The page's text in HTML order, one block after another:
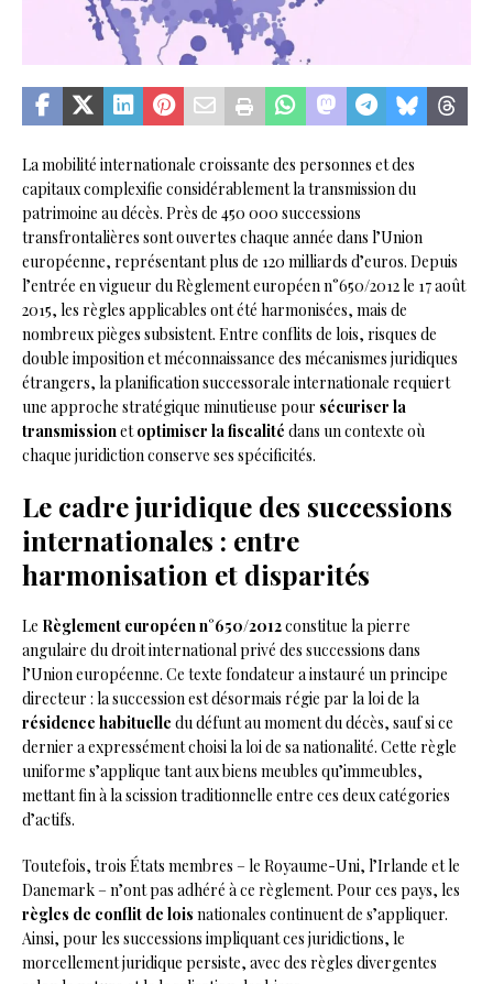
La mobilité internationale croissante des personnes et des
capitaux complexifie considérablement la transmission du
patrimoine au décès. Près de 450 000 successions
transfrontalières sont ouvertes chaque année dans l’Union
européenne, représentant plus de 120 milliards d’euros. Depuis
l’entrée en vigueur du Règlement européen n°650/2012 le 17 août
2015, les règles applicables ont été harmonisées, mais de
nombreux pièges subsistent. Entre conflits de lois, risques de
double imposition et méconnaissance des mécanismes juridiques
étrangers, la planification successorale internationale requiert
une approche stratégique minutieuse pour sécuriser la
transmissionetoptimiser la fiscalité dans un contexte où
chaque juridiction conserve ses spécificités.
Le cadre juridique des successions
internationales : entre
harmonisation et disparités
Le Règlement européen n°650/2012constitue la pierre
angulaire du droit international privé des successions dans
l’Union européenne. Ce texte fondateur a instauré un principe
directeur : la succession est désormais régie par la loi de la
résidence habituelle du défunt au moment du décès, sauf si ce
dernier a expressément choisi la loi de sa nationalité. Cette règle
uniforme s’applique tant aux biens meubles qu’immeubles,
mettant fin à la scission traditionnelle entre ces deux catégories
d’actifs.
Toutefois, trois États membres – le Royaume-Uni, l’Irlande et le
Danemark – n’ont pas adhéré à ce règlement. Pour ces pays, les
règles de conflit de lois nationales continuent de s’appliquer.
Ainsi, pour les successions impliquant ces juridictions, le
morcellement juridique persiste, avec des règles divergentes